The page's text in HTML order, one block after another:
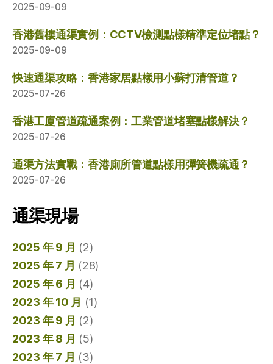
2025-09-09
香港舊樓通渠實例：CCTV檢測點樣精準定位堵點？
2025-09-09
快速通渠攻略：香港家居點樣用小蘇打清管道？
2025-07-26
香港工廈管道疏通案例：工業管道堵塞點樣解決？
2025-07-26
通渠方法實戰：香港廁所管道點樣用彈簧機疏通？
2025-07-26
通渠現場
2025 年 9 月 (2)
2025 年 7 月 (28)
2025 年 6 月 (4)
2023 年 10 月 (1)
2023 年 9 月 (2)
2023 年 8 月 (5)
2023 年 7 月 (3)